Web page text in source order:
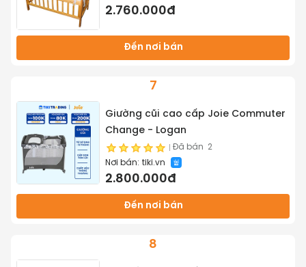
2.760.000đ
Đến nơi bán
7
Giường cũi cao cấp Joie Commuter
Change - Logan
Đã bán 2
Nơi bán: tiki.vn
2.800.000đ
Đến nơi bán
8